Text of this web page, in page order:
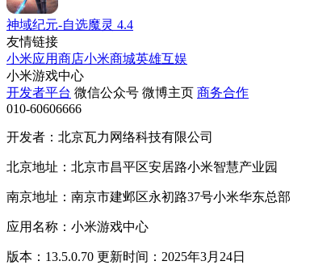
神域纪元-自选魔灵 4.4
友情链接
小米应用商店小米商城英雄互娱
小米游戏中心
开发者平台 微信公众号 微博主页 商务合作
010-60606666
开发者：北京瓦力网络科技有限公司
北京地址：北京市昌平区安居路小米智慧产业园
南京地址：南京市建邺区永初路37号小米华东总部
应用名称：小米游戏中心
版本：13.5.0.70 更新时间：2025年3月24日